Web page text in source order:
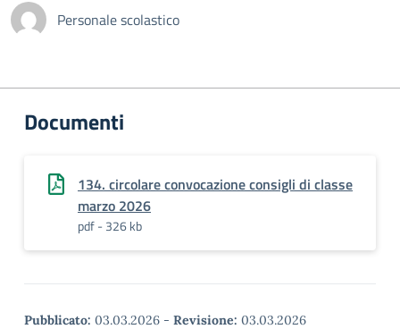
Personale scolastico
Documenti
134. circolare convocazione consigli di classe
marzo 2026
pdf - 326 kb
Pubblicato: 03.03.2026 - Revisione: 03.03.2026